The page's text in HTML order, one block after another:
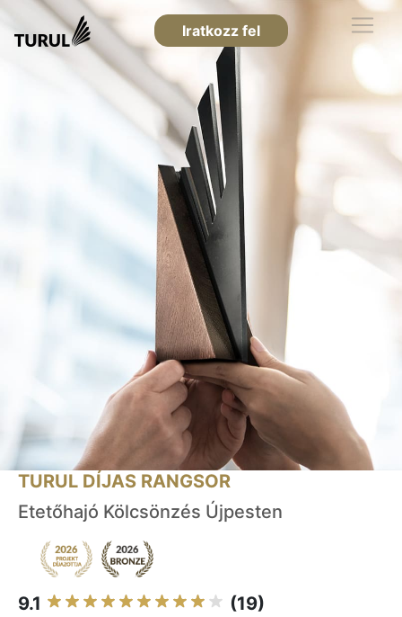
Iratkozz fel
TURUL DÍJAS RANGSOR
Etetőhajó Kölcsönzés Újpesten
9.1 (19)